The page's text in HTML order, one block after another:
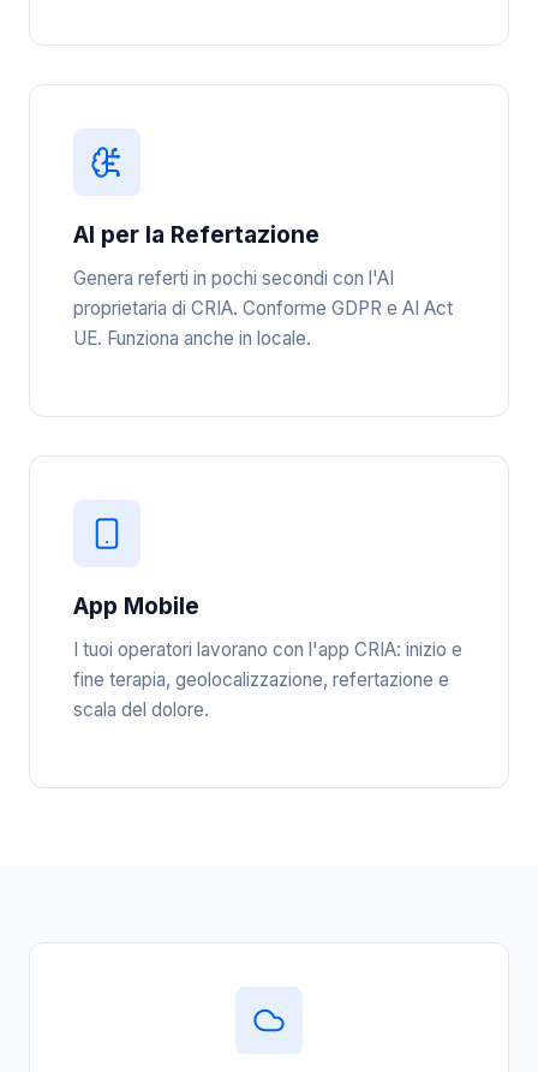
AI per la Refertazione
Genera referti in pochi secondi con l'AI
proprietaria di CRIA. Conforme GDPR e AI Act
UE. Funziona anche in locale.
App Mobile
I tuoi operatori lavorano con l'app CRIA: inizio e
fine terapia, geolocalizzazione, refertazione e
scala del dolore.